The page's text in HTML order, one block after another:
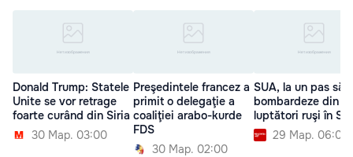
Donald Trump: Statele
Unite se vor retrage
foarte curând din Siria
30 Мар. 03:00
Preşedintele francez a
primit o delegaţie a
coaliţiei arabo-kurde
FDS
30 Мар. 02:00
SUA, la un pas să
bombardeze din
luptători ruşi în
29 Мар. 06:00